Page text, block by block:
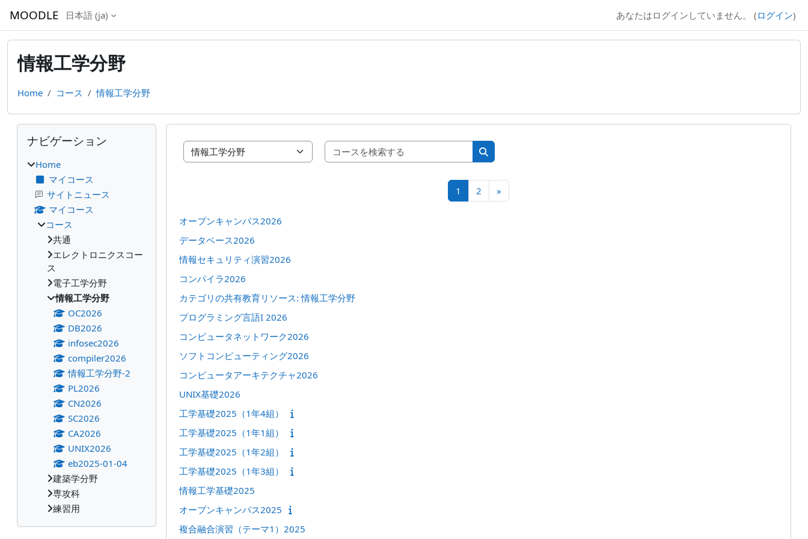
MOODLE 日本語 ‎(ja)‎ あなたはログインしていません。 (ログイン)
情報工学分野
Home コース 情報工学分野
コースカテゴリ
コースを検索する
コースを検索する
1 ページ 1
2 ページ 2
»
オープンキャンパス2026
データベース2026
情報セキュリティ演習2026
コンパイラ2026
カテゴリの共有教育リソース: 情報工学分野
プログラミング言語I 2026
コンピュータネットワーク2026
ソフトコンピューティング2026
コンピュータアーキテクチャ2026
UNIX基礎2026
工学基礎2025（1年4組）
工学基礎2025（1年1組）
工学基礎2025（1年2組）
工学基礎2025（1年3組）
情報工学基礎2025
オープンキャンパス2025
複合融合演習（テーマ1）2025
ブロック
ナビゲーション をスキップする
ナビゲーション
Home
マイコース
サイトニュース
マイコース
コース
共通
エレクトロニクスコー
ス
電子工学分野
情報工学分野
OC2026
DB2026
infosec2026
compiler2026
情報工学分野-2
PL2026
CN2026
SC2026
CA2026
UNIX2026
eb2025-01-04
建築学分野
専攻科
練習用